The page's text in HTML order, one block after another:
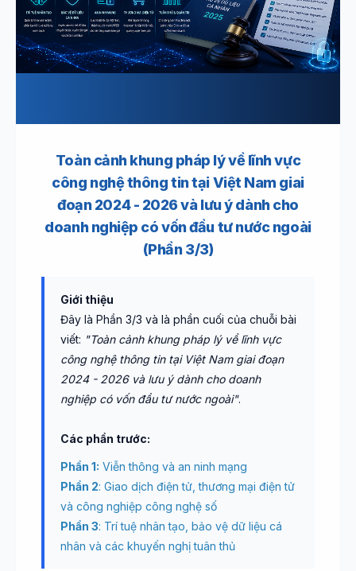
Toàn cảnh khung pháp lý về lĩnh vực
công nghệ thông tin tại Việt Nam giai
đoạn 2024 - 2026 và lưu ý dành cho
doanh nghiệp có vốn đầu tư nước ngoài
(Phần 3/3)
Giới thiệu
Đây là Phần 3/3 và là phần cuối của chuỗi bài
viết: "Toàn cảnh khung pháp lý về lĩnh vực
công nghệ thông tin tại Việt Nam giai đoạn
2024 - 2026 và lưu ý dành cho doanh
nghiệp có vốn đầu tư nước ngoài".
Các phần trước:
Phần 1: Viễn thông và an ninh mạng
Phần 2: Giao dịch điện tử, thương mại điện tử
và công nghiệp công nghệ số
Phần 3: Trí tuệ nhân tạo, bảo vệ dữ liệu cá
nhân và các khuyến nghị tuân thủ